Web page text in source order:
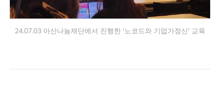
24.07.03 아산나눔재단에서 진행한 '노코드와 기업가정신' 교육